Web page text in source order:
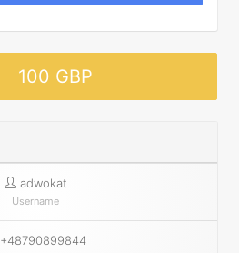
100 GBP
adwokat
Username
+48790899844